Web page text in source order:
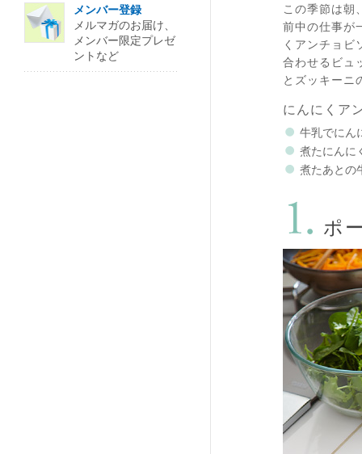
この季節は朝
前中の仕事が
くアンチョビ
合わせるビュ
とズッキーニ
にんにくア
牛乳でにん
煮たにんに
煮たあとの
ポ
メンバー登録
メルマガのお届け、
メンバー限定プレゼ
ントなど